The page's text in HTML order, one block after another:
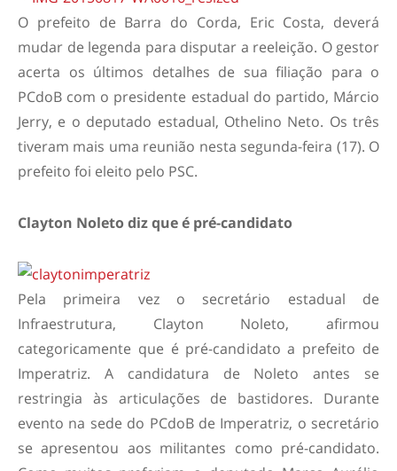
O prefeito de Barra do Corda, Eric Costa, deverá
mudar de legenda para disputar a reeleição. O gestor
acerta os últimos detalhes de sua filiação para o
PCdoB com o presidente estadual do partido, Márcio
Jerry, e o deputado estadual, Othelino Neto. Os três
tiveram mais uma reunião nesta segunda-feira (17). O
prefeito foi eleito pelo PSC.
Clayton Noleto diz que é pré-candidato
Pela primeira vez o secretário estadual de
Infraestrutura, Clayton Noleto, afirmou
categoricamente que é pré-candidato a prefeito de
Imperatriz. A candidatura de Noleto antes se
restringia às articulações de bastidores. Durante
evento na sede do PCdoB de Imperatriz, o secretário
se apresentou aos militantes como pré-candidato.